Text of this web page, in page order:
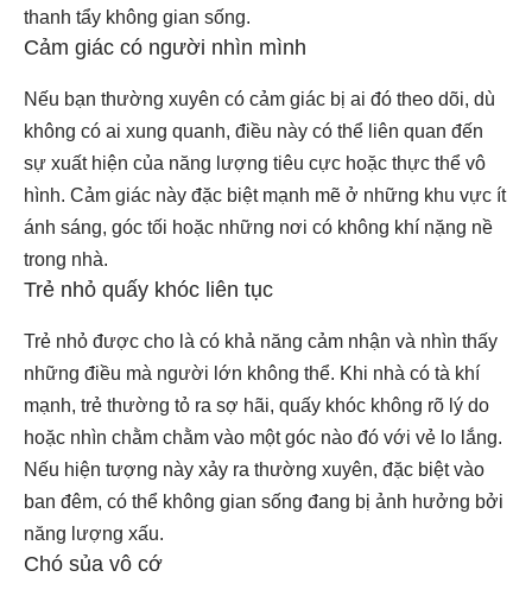
thanh tẩy không gian sống.
Cảm giác có người nhìn mình
Nếu bạn thường xuyên có cảm giác bị ai đó theo dõi, dù
không có ai xung quanh, điều này có thể liên quan đến
sự xuất hiện của năng lượng tiêu cực hoặc thực thể vô
hình. Cảm giác này đặc biệt mạnh mẽ ở những khu vực ít
ánh sáng, góc tối hoặc những nơi có không khí nặng nề
trong nhà.
Trẻ nhỏ quấy khóc liên tục
Trẻ nhỏ được cho là có khả năng cảm nhận và nhìn thấy
những điều mà người lớn không thể. Khi nhà có tà khí
mạnh, trẻ thường tỏ ra sợ hãi, quấy khóc không rõ lý do
hoặc nhìn chằm chằm vào một góc nào đó với vẻ lo lắng.
Nếu hiện tượng này xảy ra thường xuyên, đặc biệt vào
ban đêm, có thể không gian sống đang bị ảnh hưởng bởi
năng lượng xấu.
Chó sủa vô cớ